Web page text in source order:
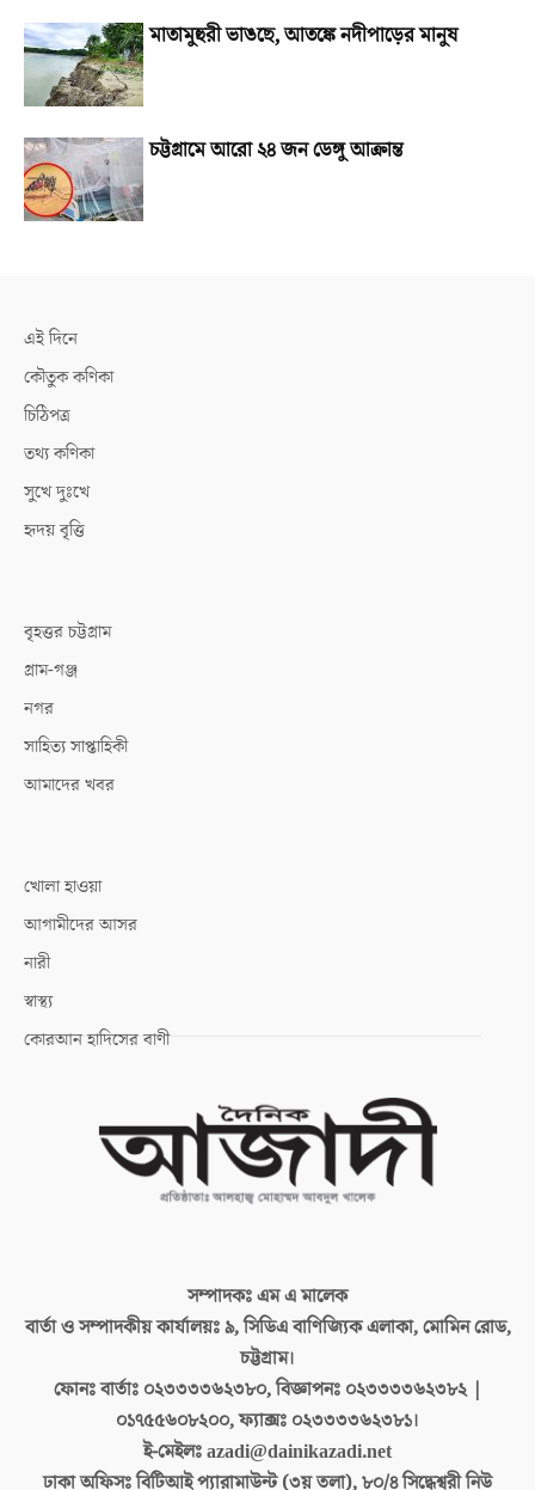
মাতামুহুরী ভাঙছে, আতঙ্কে নদীপাড়ের মানুষ
চট্টগ্রামে আরো ২৪ জন ডেঙ্গু আক্রান্ত
এই দিনে
কৌতুক কণিকা
চিঠিপত্র
তথ্য কণিকা
সুখে দুঃখে
হৃদয় বৃত্তি
বৃহত্তর চট্টগ্রাম
গ্রাম-গঞ্জ
নগর
সাহিত্য সাপ্তাহিকী
আমাদের খবর
খোলা হাওয়া
আগামীদের আসর
নারী
স্বাস্থ্য
কোরআন হাদিসের বাণী
সম্পাদকঃএম এ মালেক
বার্তা ও সম্পাদকীয় কার্যালয়ঃ৯, সিডিএ বাণিজ্যিক এলাকা, মোমিন রোড,
চট্টগ্রাম।
ফোনঃ বার্তাঃ ০২৩৩৩৩৬২৩৮০, বিজ্ঞাপনঃ ০২৩৩৩৩৬২৩৮২ |
০১৭৫৫৬০৮২০০, ফ্যাক্সঃ ০২৩৩৩৩৬২৩৮১।
ই-মেইলঃazadi@dainikazadi.net
ঢাকা অফিসঃবিটিআই প্যারামাউন্ট (৩য় তলা), ৮০/৪ সিদ্ধেশ্বরী নিউ